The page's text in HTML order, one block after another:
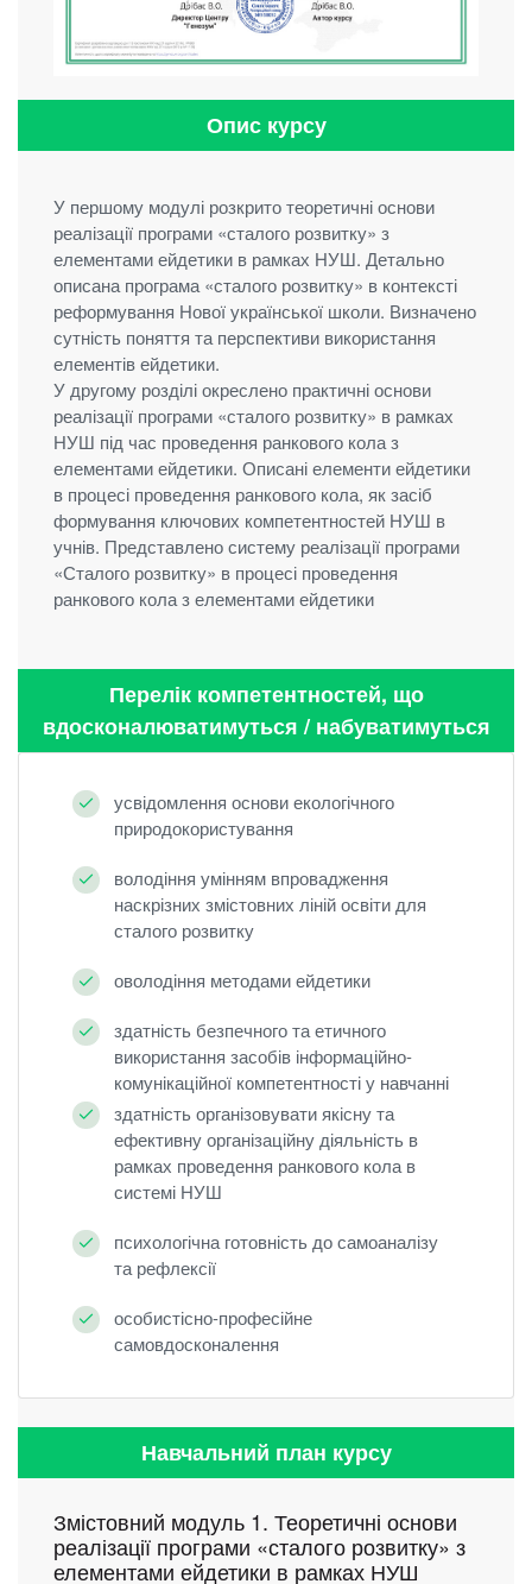
Опис курсу
У першому модулі розкрито теоретичні основи
реалізації програми «сталого розвитку» з
елементами ейдетики в рамках НУШ. Детально
описана програма «сталого розвитку» в контексті
реформування Нової української школи. Визначено
сутність поняття та перспективи використання
елементів ейдетики.
У другому розділі окреслено практичні основи
реалізації програми «сталого розвитку» в рамках
НУШ під час проведення ранкового кола з
елементами ейдетики. Описані елементи ейдетики
в процесі проведення ранкового кола, як засіб
формування ключових компетентностей НУШ в
учнів. Представлено систему реалізації програми
«Сталого розвитку» в процесі проведення
ранкового кола з елементами ейдетики
Перелік компетентностей, що
вдосконалюватимуться / набуватимуться
усвідомлення основи екологічного
природокористування
володіння умінням впровадження
наскрізних змістовних ліній освіти для
сталого розвитку
оволодіння методами ейдетики
здатність безпечного та етичного
використання засобів інформаційно-
комунікаційної компетентності у навчанні
здатність організовувати якісну та
ефективну організаційну діяльність в
рамках проведення ранкового кола в
системі НУШ
психологічна готовність до самоаналізу
та рефлексії
особистісно-професійне
самовдосконалення
Навчальний план курсу
Змістовний модуль 1. Теоретичні основи
реалізації програми «сталого розвитку» з
елементами ейдетики в рамках НУШ